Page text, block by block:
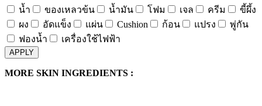
น้ำ ของเหลวข้น น้ำมัน โฟม เจล ครีม
ขี้ผึ้ง
ผง
อัดแข็ง แผ่น Cushion ก้อน แปรง
พู่กัน
ฟองน้ำ
เครื่องใช้ไฟฟ้า
APPLY
MORE SKIN INGREDIENTS :